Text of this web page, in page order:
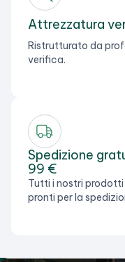
Attrezzatura
Ristrutturato da
verifica.
Spedizione
99 €
Tutti i nostri prodotti
pronti per la